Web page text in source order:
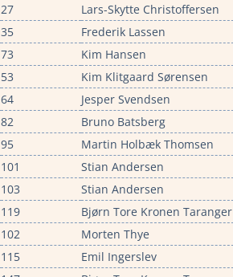
27 Lars-Skytte Christoffersen
35 Frederik Lassen
73 Kim Hansen
53 Kim Klitgaard Sørensen
64 Jesper Svendsen
82 Bruno Batsberg
95 Martin Holbæk Thomsen
101 Stian Andersen
103 Stian Andersen
119 Bjørn Tore Kronen Taranger
102 Morten Thye
115 Emil Ingerslev